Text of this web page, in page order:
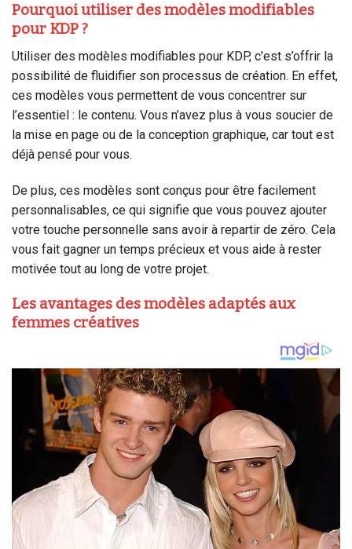
Pourquoi utiliser des modèles modifiables
pour KDP ?
Utiliser des modèles modifiables pour KDP, c’est s’offrir la
possibilité de fluidifier son processus de création. En effet,
ces modèles vous permettent de vous concentrer sur
l’essentiel : le contenu. Vous n’avez plus à vous soucier de
la mise en page ou de la conception graphique, car tout est
déjà pensé pour vous.
De plus, ces modèles sont conçus pour être facilement
personnalisables, ce qui signifie que vous pouvez ajouter
votre touche personnelle sans avoir à repartir de zéro. Cela
vous fait gagner un temps précieux et vous aide à rester
motivée tout au long de votre projet.
Les avantages des modèles adaptés aux
femmes créatives